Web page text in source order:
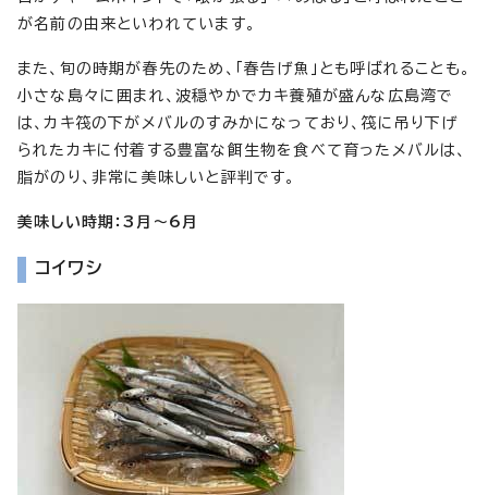
が名前の由来といわれています。
また、旬の時期が春先のため、「春告げ魚」とも呼ばれることも。
小さな島々に囲まれ、波穏やかでカキ養殖が盛んな広島湾で
は、カキ筏の下がメバルのすみかになっており、筏に吊り下げ
られたカキに付着する豊富な餌生物を食べて育ったメバルは、
脂がのり、非常に美味しいと評判です。
美味しい時期：3月～6月
コイワシ